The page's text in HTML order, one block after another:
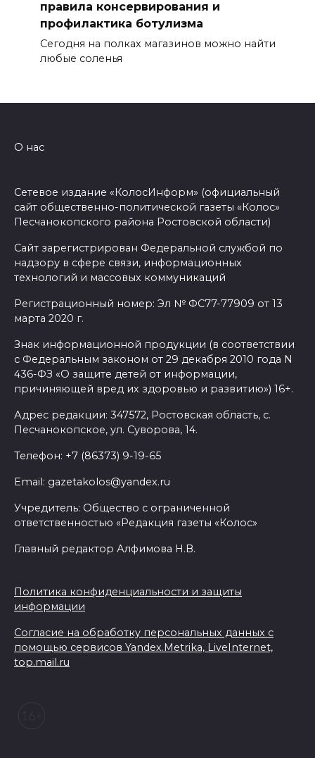
правила консервирования и
профилактика ботулизма
Сегодня на полках магазинов можно найти
любые соленья
О нас
Сетевое издание «КолосИнформ» (официальный
сайт общественно-политической газеты «Колос»
Песчанокопского района Ростовской области)
Сайт зарегистрирован Федеральной службой по
надзору в сфере связи, информационных
технологий и массовых коммуникаций
Регистрационный номер: Эл № ФС77-77909 от 13
марта 2020 г.
Знак информационной продукции (в соответствии
с Федеральным законом от 29 декабря 2010 года N
436-ФЗ «О защите детей от информации,
причиняющей вред их здоровью и развитию») 16+.
Адрес редакции: 347572, Ростовская область, с.
Песчанокопское, ул. Суворова, 14.
Телефон: +7 (86373) 9-19-65
Email: gazetakolos@yandex.ru
Учредитель: Общество с ограниченной
ответственностью «Редакция газеты «Колос»
Главный редактор Алфимова Н.В.
Политика конфиденциальности и защиты
информации
Согласие на обработку персональных данных с
помощью сервисов Yandex.Metrika, LiveInternet,
top.mail.ru